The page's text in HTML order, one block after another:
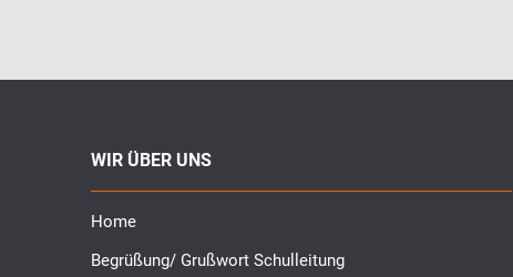
WIR ÜBER UNS
Home
Begrüßung/ Grußwort Schulleitung